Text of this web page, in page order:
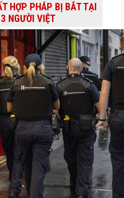
HỢP PHÁP BỊ BẮT TẠI
NGƯỜI VIỆT